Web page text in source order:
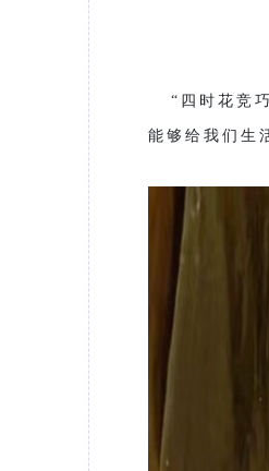
“四时花竞巧
能够给我们生